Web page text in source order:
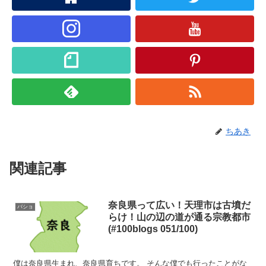
ちあき
関連記事
バショ
奈良県って広い！天理市は古墳だ
らけ！山の辺の道が通る宗教都市
(#100blogs 051/100)
僕は奈良県生まれ、奈良県育ちです。 そんな僕でも行ったことがな